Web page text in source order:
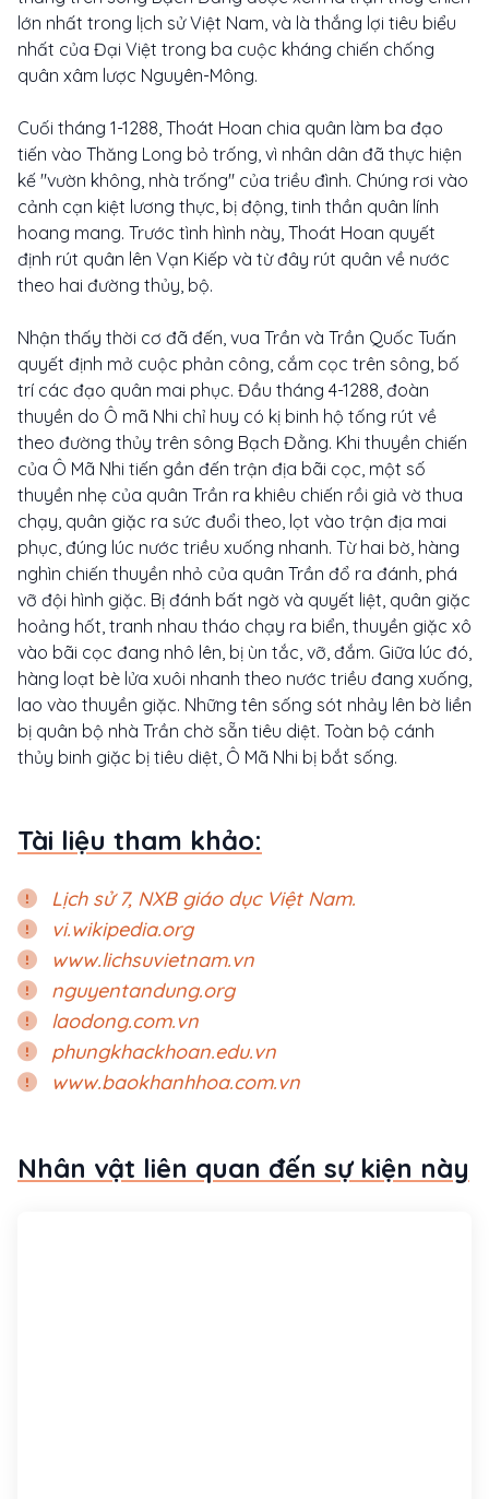
lớn nhất trong lịch sử Việt Nam, và là thắng lợi tiêu biểu
nhất của Đại Việt trong ba cuộc kháng chiến chống
quân xâm lược Nguyên-Mông.
Cuối tháng 1-1288, Thoát Hoan chia quân làm ba đạo
tiến vào Thăng Long bỏ trống, vì nhân dân đã thực hiện
kế "vườn không, nhà trống" của triều đình. Chúng rơi vào
cảnh cạn kiệt lương thực, bị động, tinh thần quân lính
hoang mang. Trước tình hình này, Thoát Hoan quyết
định rút quân lên Vạn Kiếp và từ đây rút quân về nước
theo hai đường thủy, bộ.
Nhận thấy thời cơ đã đến, vua Trần và Trần Quốc Tuấn
quyết định mở cuộc phản công, cắm cọc trên sông, bố
trí các đạo quân mai phục. Đầu tháng 4-1288, đoàn
thuyền do Ô mã Nhi chỉ huy có kị binh hộ tống rút về
theo đường thủy trên sông Bạch Đằng. Khi thuyền chiến
của Ô Mã Nhi tiến gần đến trận địa bãi cọc, một số
thuyền nhẹ của quân Trần ra khiêu chiến rồi giả vờ thua
chạy, quân giặc ra sức đuổi theo, lọt vào trận địa mai
phục, đúng lúc nước triều xuống nhanh. Từ hai bờ, hàng
nghìn chiến thuyền nhỏ của quân Trần đổ ra đánh, phá
vỡ đội hình giặc. Bị đánh bất ngờ và quyết liệt, quân giặc
hoảng hốt, tranh nhau tháo chạy ra biển, thuyền giặc xô
vào bãi cọc đang nhô lên, bị ùn tắc, vỡ, đắm. Giữa lúc đó,
hàng loạt bè lửa xuôi nhanh theo nước triều đang xuống,
lao vào thuyền giặc. Những tên sống sót nhảy lên bờ liền
bị quân bộ nhà Trần chờ sẵn tiêu diệt. Toàn bộ cánh
thủy binh giặc bị tiêu diệt, Ô Mã Nhi bị bắt sống.
Tài liệu tham khảo:
Lịch sử 7, NXB giáo dục Việt Nam.
vi.wikipedia.org
www.lichsuvietnam.vn
nguyentandung.org
laodong.com.vn
phungkhackhoan.edu.vn
www.baokhanhhoa.com.vn
Nhân vật liên quan đến sự kiện này